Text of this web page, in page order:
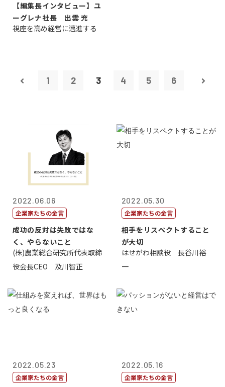
【編集長インタビュー】ユ
ーグレナ社長 出雲 充
視座を高め経営に邁進する
1 2 3 4 5 6
2022.06.06
企業家たちの金言
成功の反対は失敗ではな
く、やらないこと
(株)農業総合研究所代表取締
役会長CEO 及川智正
2022.05.30
企業家たちの金言
相手をリスペクトすること
が大切
はせがわ相談役 長谷川裕
一
2022.05.23
企業家たちの金言
2022.05.16
企業家たちの金言